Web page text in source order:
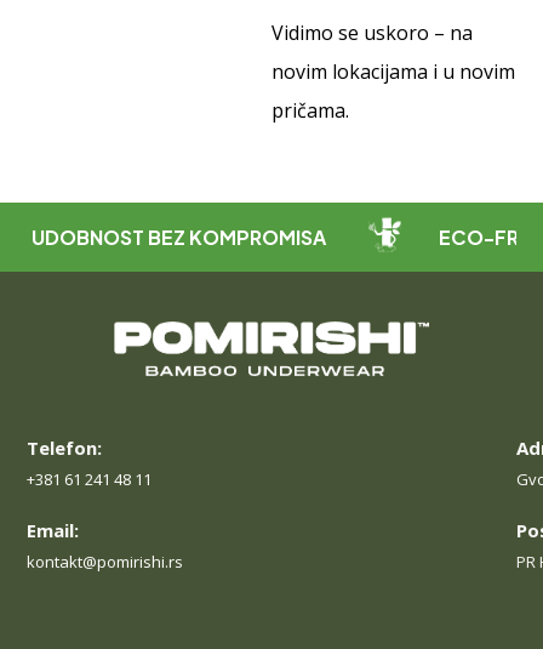
Vidimo se uskoro – na
novim lokacijama i u novim
pričama.
BEZ KOMPROMISA ECO-FRIENDLY
Telefon:
+381 61 241 48 11
Email:
kontakt@pomirishi.rs PR